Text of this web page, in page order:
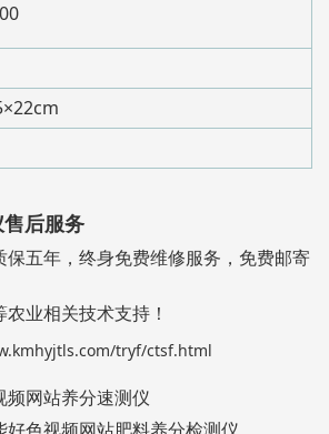
后服务
保五年，终身免费维修服务，免费邮寄
业相关技术支持！
tryf/ctsf.html
频网站养分速测仪